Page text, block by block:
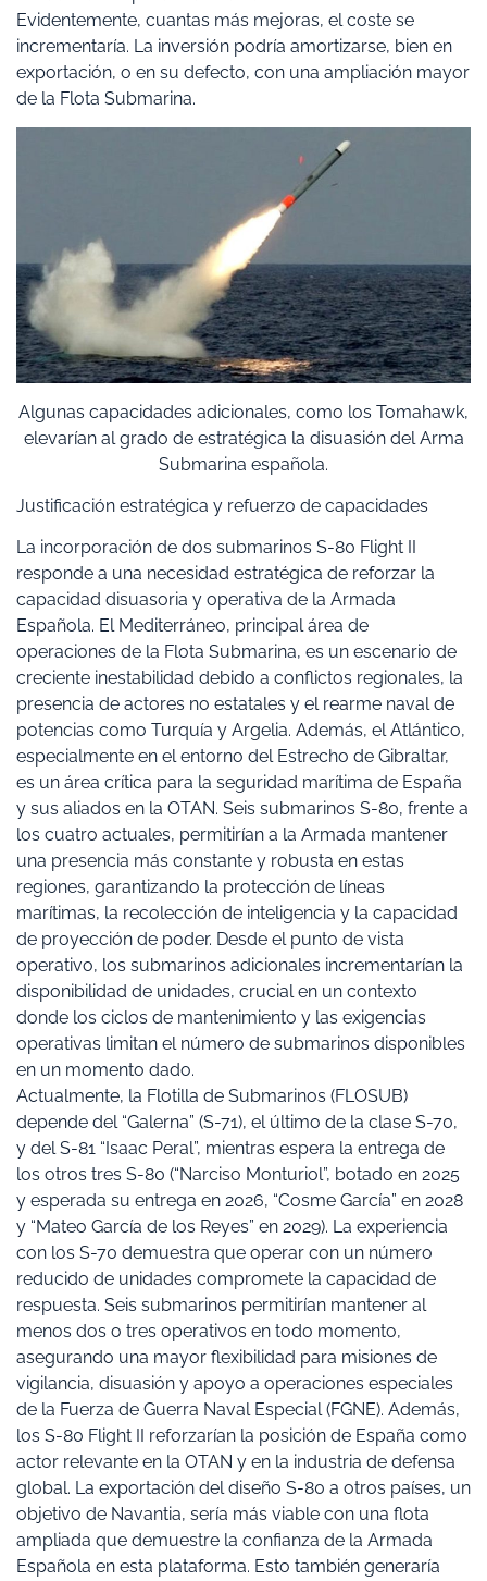
Evidentemente, cuantas más mejoras, el coste se
incrementaría. La inversión podría amortizarse, bien en
exportación, o en su defecto, con una ampliación mayor
de la Flota Submarina.
Algunas capacidades adicionales, como los Tomahawk,
elevarían al grado de estratégica la disuasión del Arma
Submarina española.
Justificación estratégica y refuerzo de capacidades
La incorporación de dos submarinos S-80 Flight II
responde a una necesidad estratégica de reforzar la
capacidad disuasoria y operativa de la Armada
Española. El Mediterráneo, principal área de
operaciones de la Flota Submarina, es un escenario de
creciente inestabilidad debido a conflictos regionales, la
presencia de actores no estatales y el rearme naval de
potencias como Turquía y Argelia. Además, el Atlántico,
especialmente en el entorno del Estrecho de Gibraltar,
es un área crítica para la seguridad marítima de España
y sus aliados en la OTAN. Seis submarinos S-80, frente a
los cuatro actuales, permitirían a la Armada mantener
una presencia más constante y robusta en estas
regiones, garantizando la protección de líneas
marítimas, la recolección de inteligencia y la capacidad
de proyección de poder. Desde el punto de vista
operativo, los submarinos adicionales incrementarían la
disponibilidad de unidades, crucial en un contexto
donde los ciclos de mantenimiento y las exigencias
operativas limitan el número de submarinos disponibles
en un momento dado.
Actualmente, la Flotilla de Submarinos (FLOSUB)
depende del “Galerna” (S-71), el último de la clase S-70,
y del S-81 “Isaac Peral”, mientras espera la entrega de
los otros tres S-80 (“Narciso Monturiol”, botado en 2025
y esperada su entrega en 2026, “Cosme García” en 2028
y “Mateo García de los Reyes” en 2029). La experiencia
con los S-70 demuestra que operar con un número
reducido de unidades compromete la capacidad de
respuesta. Seis submarinos permitirían mantener al
menos dos o tres operativos en todo momento,
asegurando una mayor flexibilidad para misiones de
vigilancia, disuasión y apoyo a operaciones especiales
de la Fuerza de Guerra Naval Especial (FGNE). Además,
los S-80 Flight II reforzarían la posición de España como
actor relevante en la OTAN y en la industria de defensa
global. La exportación del diseño S-80 a otros países, un
objetivo de Navantia, sería más viable con una flota
ampliada que demuestre la confianza de la Armada
Española en esta plataforma. Esto también generaría